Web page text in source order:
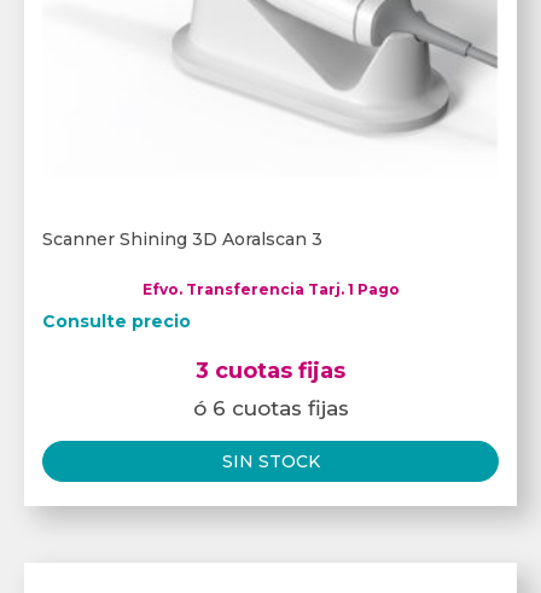
Scanner Shining 3D Aoralscan 3
Efvo. Transferencia Tarj. 1 Pago
Consulte precio
3 cuotas fijas
ó 6 cuotas fijas
SIN STOCK